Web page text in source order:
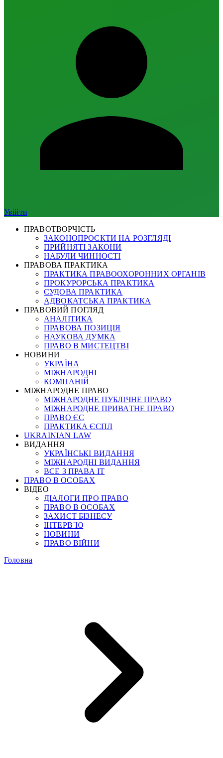
Увійти
ПРАВОТВОРЧІСТЬ
ЗАКОНОПРОЄКТИ НА РОЗГЛЯДІ
ПРИЙНЯТІ ЗАКОНИ
НАБУЛИ ЧИННОСТІ
ПРАВОВА ПРАКТИКА
ПРАКТИКА ПРАВООХОРОННИХ ОРГАНІВ
ПРОКУРОРСЬКА ПРАКТИКА
СУДОВА ПРАКТИКА
АДВОКАТСЬКА ПРАКТИКА
ПРАВОВИЙ ПОГЛЯД
АНАЛІТИКА
ПРАВОВА ПОЗИЦІЯ
НАУКОВА ДУМКА
ПРАВО В МИСТЕЦТВІ
НОВИНИ
УКРАЇНА
МІЖНАРОДНІ
КОМПАНІЙ
МІЖНАРОДНЕ ПРАВО
МІЖНАРОДНЕ ПУБЛІЧНЕ ПРАВО
МІЖНАРОДНЕ ПРИВАТНЕ ПРАВО
ПРАВО ЄС
ПРАКТИКА ЄСПЛ
UKRAINIAN LAW
ВИДАННЯ
УКРАЇНСЬКІ ВИДАННЯ
МІЖНАРОДНІ ВИДАННЯ
ВСЕ З ПРАВА ІТ
ПРАВО В ОСОБАХ
ВІДЕО
ДІАЛОГИ ПРО ПРАВО
ПРАВО В ОСОБАХ
ЗАХИСТ БІЗНЕСУ
ІНТЕРВ`Ю
НОВИНИ
ПРАВО ВІЙНИ
Головна